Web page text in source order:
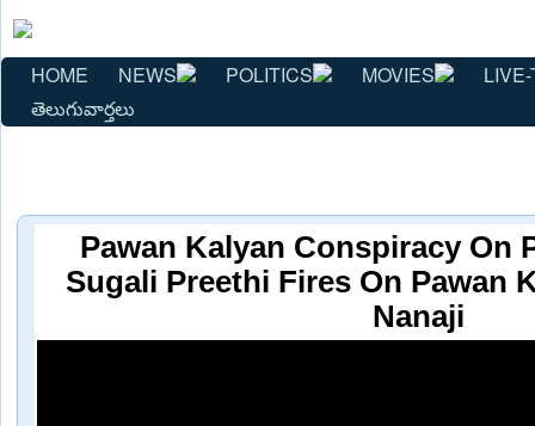
HOME NEWS POLITICS MOVIES
తెలుగువార్తలు
Pawan Kalyan Conspiracy On
Sugali Preethi Fires On Pawan
Nanaji